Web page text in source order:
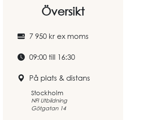
Översikt
7 950 kr ex moms
09:00 till 16:30
På plats & distans
Stockholm
NFI Utbildning
Götgatan 14